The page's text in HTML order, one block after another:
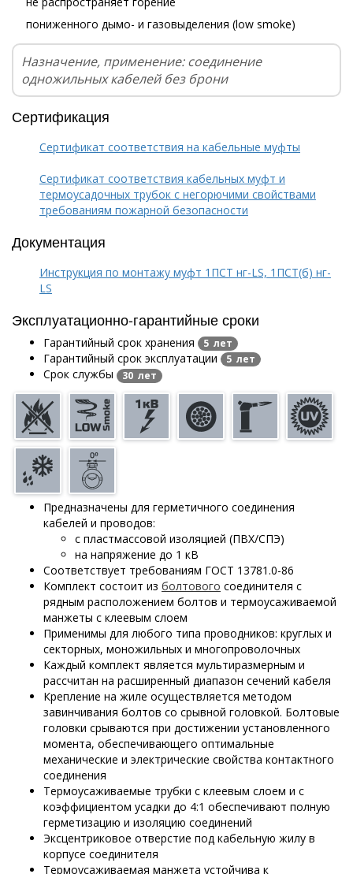
пониженного дымо- и газовыделения (low smoke)
Назначение, применение: соединение
одножильных кабелей без брони
Сертификация
Сертификат соответствия на кабельные муфты
Сертификат соответствия кабельных муфт и
термоусадочных трубок с негорючими свойствами
требованиям пожарной безопасности
Документация
Инструкция по монтажу муфт 1ПСТ нг-LS, 1ПСТ(б) нг-
LS
Эксплуатационно-гарантийные сроки
Гарантийный срок хранения 5 лет
Гарантийный срок эксплуатации 5 лет
Срок службы 30 лет
Предназначены для герметичного соединения
кабелей и проводов:
с пластмассовой изоляцией (ПВХ/СПЭ)
на напряжение до 1 кВ
Соответствует требованиям ГОСТ 13781.0-86
Комплект состоит из болтового соединителя с
рядным расположением болтов и термоусаживаемой
манжеты с клеевым слоем
Применимы для любого типа проводников: круглых и
секторных, моножильных и многопроволочных
Каждый комплект является мультиразмерным и
рассчитан на расширенный диапазон сечений кабеля
Крепление на жиле осуществляется методом
завинчивания болтов со срывной головкой. Болтовые
головки срываются при достижении установленного
момента, обеспечивающего оптимальные
механические и электрические свойства контактного
соединения
Термоусаживаемые трубки с клеевым слоем и с
коэффициентом усадки до 4:1 обеспечивают полную
герметизацию и изоляцию соединений
Эксцентриковое отверстие под кабельную жилу в
корпусе соединителя
Термоусаживаемая манжета устойчива к